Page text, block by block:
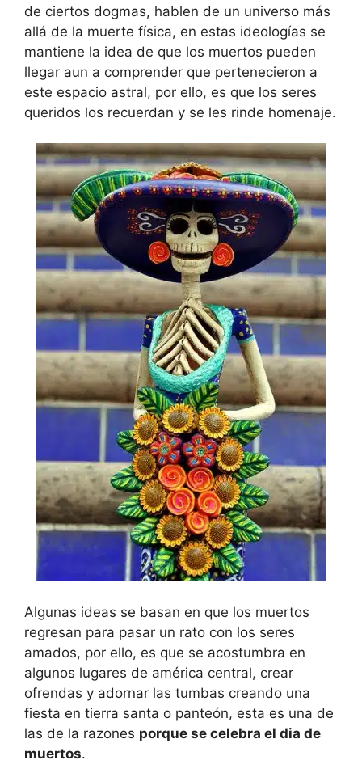
de ciertos dogmas, hablen de un universo más
allá de la muerte física, en estas ideologías se
mantiene la idea de que los muertos pueden
llegar aun a comprender que pertenecieron a
este espacio astral, por ello, es que los seres
queridos los recuerdan y se les rinde homenaje.
Algunas ideas se basan en que los muertos
regresan para pasar un rato con los seres
amados, por ello, es que se acostumbra en
algunos lugares de américa central, crear
ofrendas y adornar las tumbas creando una
fiesta en tierra santa o panteón, esta es una de
las de la razones porque se celebra el dia de
muertos.